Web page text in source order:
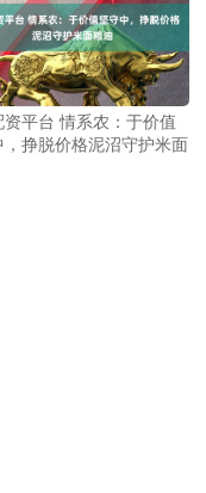
平台 情系农：于价值
，挣脱价格泥沼守护米面